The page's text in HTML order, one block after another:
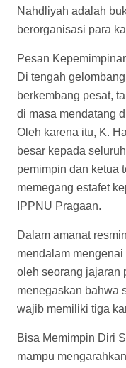
Nahdliyah adalah
berorganisasi para
Pesan
Di tengah
berkembang pesat,
di masa mendatang
Oleh karena itu, K.
besar kepada
pemimpin dan ketua
memegang estafet
IPPNU Pragaan.
Dalam amanat
mendalam
oleh seorang jajaran
menegaskan bahwa
wajib memiliki tiga
Bisa Memimpin Diri
mampu